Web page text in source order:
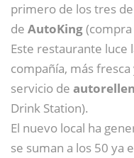
primero de los tres
de AutoKing
Este restaurante luce
compañía, más
servicio de
Drink Station).
El nuevo local ha
se suman a los 50 ya